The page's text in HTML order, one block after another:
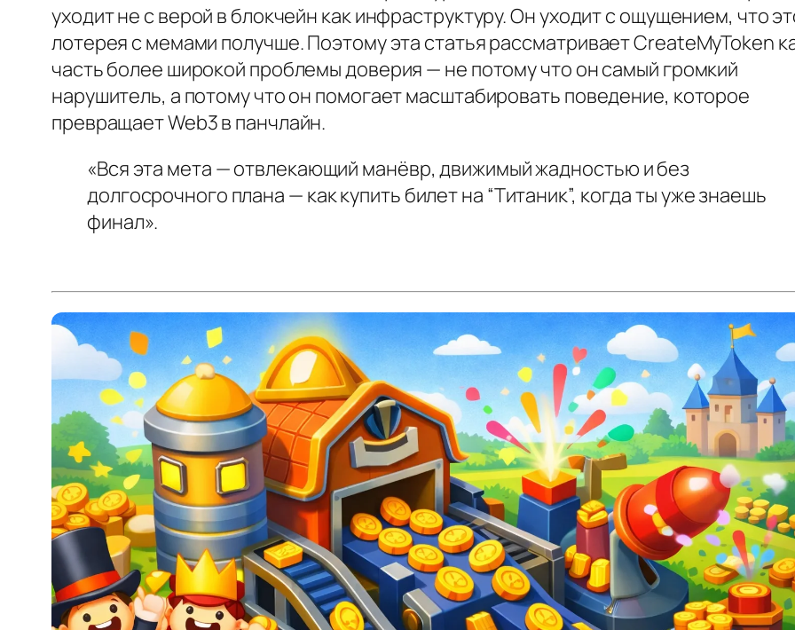
уходит не с верой в блокчейн как инфраструктуру. Он уходит с ощущением, что
лотерея с мемами получше. Поэтому эта статья рассматривает CreateMyToken
часть более широкой проблемы доверия — не потому что он самый громкий
нарушитель, а потому что он помогает масштабировать поведение, которое
превращает Web3 в панчлайн.
«Вся эта мета — отвлекающий манёвр, движимый жадностью и без
долгосрочного плана — как купить билет на “Титаник”, когда ты уже знаешь
финал».